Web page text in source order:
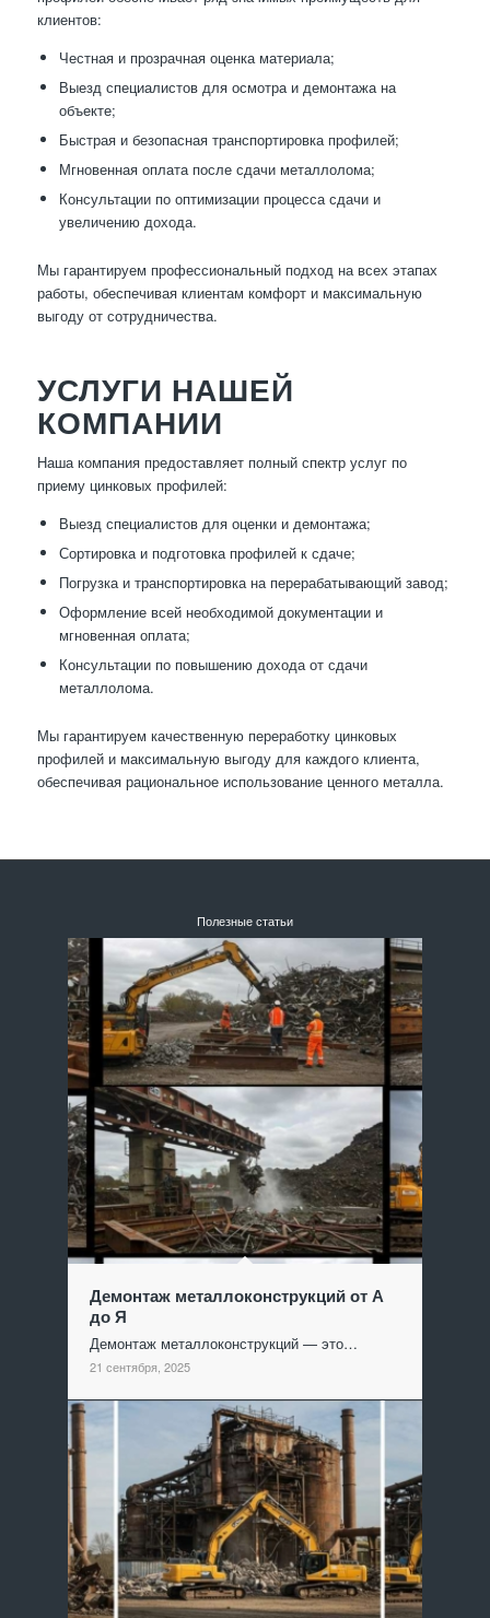
клиентов:
Честная и прозрачная оценка материала;
Выезд специалистов для осмотра и демонтажа на
объекте;
Быстрая и безопасная транспортировка профилей;
Мгновенная оплата после сдачи металлолома;
Консультации по оптимизации процесса сдачи и
увеличению дохода.
Мы гарантируем профессиональный подход на всех этапах
работы, обеспечивая клиентам комфорт и максимальную
выгоду от сотрудничества.
УСЛУГИ НАШЕЙ
КОМПАНИИ
Наша компания предоставляет полный спектр услуг по
приему цинковых профилей:
Выезд специалистов для оценки и демонтажа;
Сортировка и подготовка профилей к сдаче;
Погрузка и транспортировка на перерабатывающий завод;
Оформление всей необходимой документации и
мгновенная оплата;
Консультации по повышению дохода от сдачи
металлолома.
Мы гарантируем качественную переработку цинковых
профилей и максимальную выгоду для каждого клиента,
обеспечивая рациональное использование ценного металла.
Полезные статьи
Демонтаж металлоконструкций от А
до Я
Демонтаж металлоконструкций — это…
21 сентября, 2025